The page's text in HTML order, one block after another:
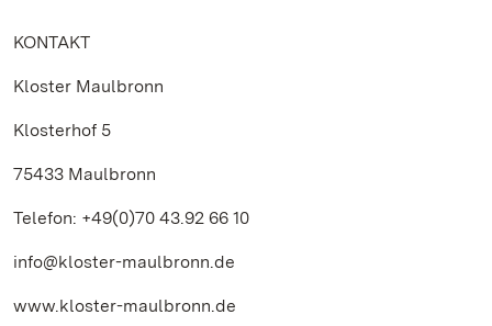
KONTAKT
Kloster Maulbronn
Klosterhof 5
75433 Maulbronn
Telefon: +49(0)70 43.92 66 10
info@kloster-maulbronn.de
www.kloster-maulbronn.de